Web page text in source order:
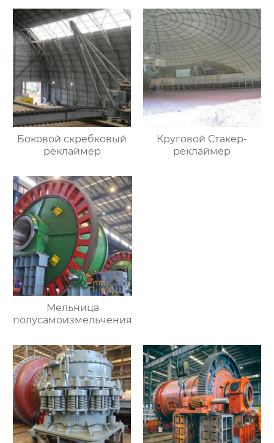
Боковой скребковый
реклаймер
Круговой Стакер-
реклаймер
Мельница
полусамоизмельчения